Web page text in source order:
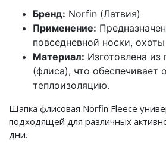
Бренд: Norfin (Латвия)
Применение:
повседневной носки,
Материал: Изготовлена из
(флиса), что обеспечивает
теплоизоляцию.
Шапка флисовая Norfin Fleece
подходящей для различных
дни.